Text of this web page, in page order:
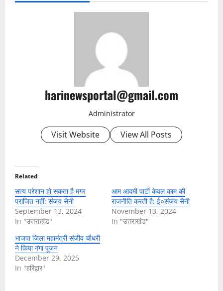
harinewsportal@gmail.com
Administrator
Visit Website View All Posts
Related
सत्य परेशान हो सकता है मगर
पराजित नहीं: संजय सैनी
September 13, 2024
In "उत्तराखंड"
आम आदमी पार्टी केवल काम की
राजनीति करती है: ई०संजय सैनी
November 13, 2024
In "उत्तराखंड"
भाजपा जिला महामंत्री संजीव चौधरी
ने किया गंगा पूजन
December 29, 2025
In "हरिद्वार"